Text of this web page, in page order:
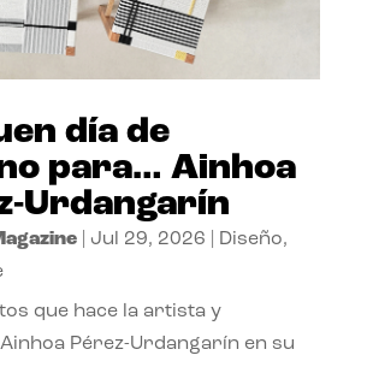
día de
para… Ainhoa
Urdangarín
| Jul 29, 2026 Diseño,
que hace la artista y
Pérez-Urdangarín en su